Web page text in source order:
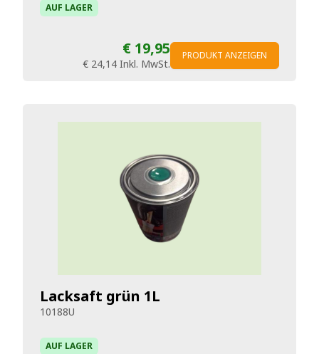
AUF LAGER
€ 19,95
€ 24,14 Inkl. MwSt.
PRODUKT ANZEIGEN
Lacksaft grün 1L
10188U
AUF LAGER